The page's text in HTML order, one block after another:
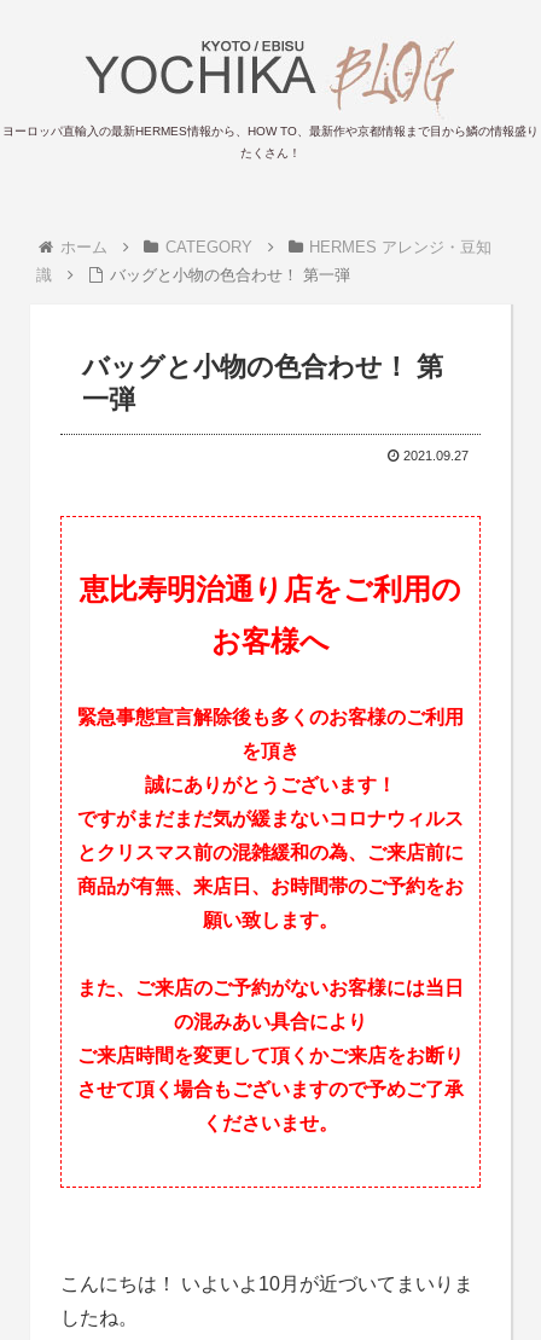
ヨーロッパ直輸入の最新HERMES情報から、HOW TO、最新作や京都情報まで目から鱗の情報盛り
たくさん！
ホーム CATEGORY
HERMES アレンジ・豆知
識
バッグと小物の色合わせ！ 第一弾
バッグと小物の色合わせ！ 第
一弾
2021.09.27
恵比寿明治通り店をご利用の
お客様へ
緊急事態宣言解除後も多くのお客様のご利用
を頂き
誠にありがとうございます！
ですがまだまだ気が緩まないコロナウィルス
とクリスマス前の混雑緩和の為、ご来店前に
商品が有無、来店日、お時間帯のご予約をお
願い致します。
また、ご来店のご予約がないお客様には当日
の混みあい具合により
ご来店時間を変更して頂くかご来店をお断り
させて頂く場合もございますので予めご了承
くださいませ。
こんにちは！ いよいよ10月が近づいてまいりま
したね。